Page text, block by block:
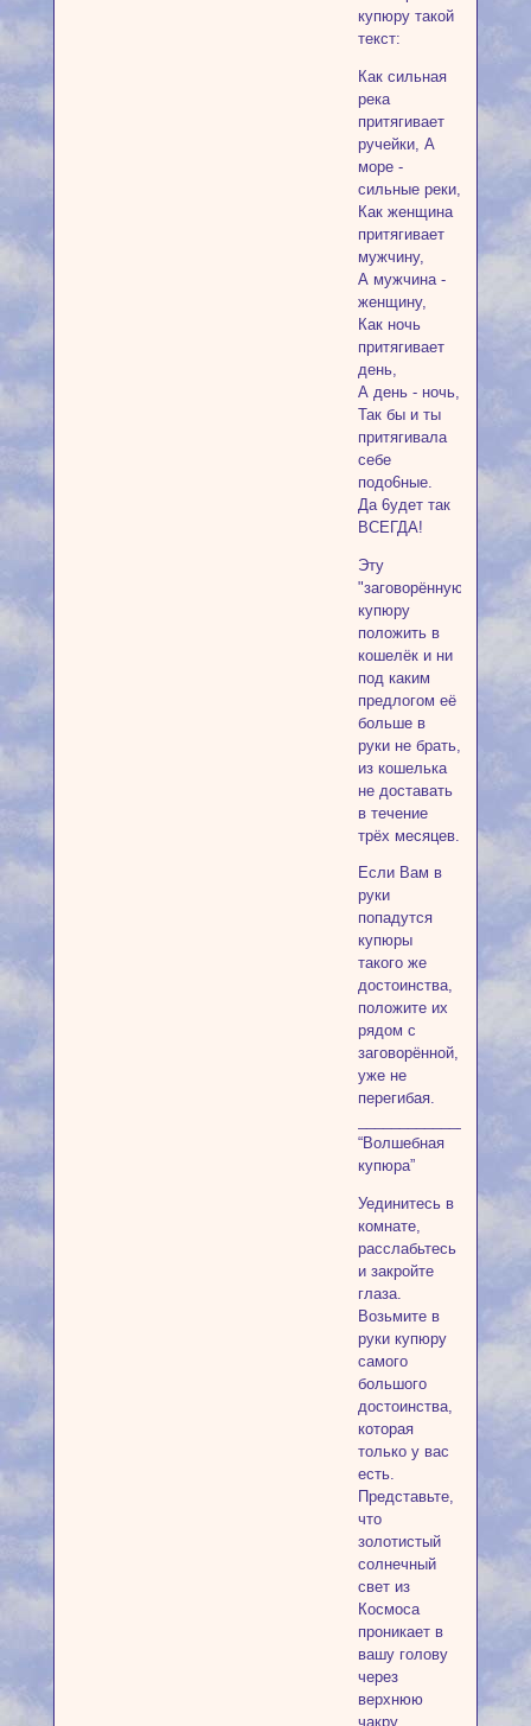
купюру такой
текст:
Как сильная
река
притягивает
ручейки, А
море -
сильные реки,
Как женщина
притягивает
мужчину,
А мужчина -
женщину,
Как ночь
притягивает
день,
А день - ночь,
Так бы и ты
притягивала
себе
подо6ные.
Да 6удет так
ВСЕГДА!
Эту
"заговорённую"
купюру
положить в
кошелёк и ни
под каким
предлогом её
больше в
руки не брать,
из кошелька
не доставать
в течение
трёх месяцев.
Если Вам в
руки
попадутся
купюры
такого же
достоинства,
положите их
рядом с
заговорённой,
уже не
перегибая.
“Волшебная
купюра”
Уединитесь в
комнате,
расслабьтесь
и закройте
глаза.
Возьмите в
руки купюру
самого
большого
достоинства,
которая
только у вас
есть.
Представьте,
что
золотистый
солнечный
свет из
Космоса
проникает в
вашу голову
через
верхнюю
чакру